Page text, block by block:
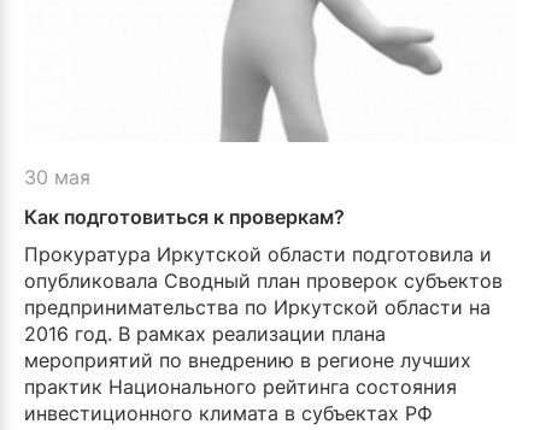
30 мая
Как подготовиться к проверкам?
Прокуратура Иркутской области подготовила и
опубликовала Сводный план проверок субъектов
предпринимательства по Иркутской области на
2016 год. В рамках реализации плана
мероприятий по внедрению в регионе лучших
практик Национального рейтинга состояния
инвестиционного климата в субъектах РФ